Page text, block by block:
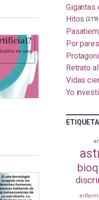
Gigantas
Hitos (219)
Por pares
Retrato
Vidas
Yo